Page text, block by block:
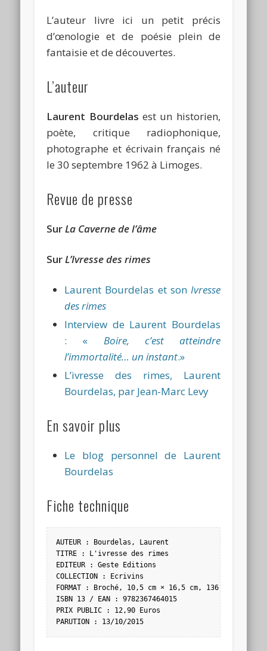
L’auteur livre ici un petit précis
d’œnologie et de poésie plein de
fantaisie et de découvertes.
L’auteur
Laurent Bourdelas est un historien,
poète, critique radiophonique,
photographe et écrivain français né
le 30 septembre 1962 à Limoges.
Revue de presse
SurLa Caverne de l’âme
SurL’Ivresse des rimes
Laurent Bourdelas et son Ivresse
des rimes
Interview de Laurent Bourdelas
: « Boire, c’est atteindre
l’immortalité… un instant.»
L’ivresse des rimes, Laurent
Bourdelas, par Jean-Marc Levy
En savoir plus
Le blog personnel de Laurent
Bourdelas
Fiche technique
AUTEUR : Bourdelas, Laurent
TITRE : L'ivresse des rimes
EDITEUR : Geste Editions
COLLECTION : Ecrivins
FORMAT : Broché, 10,5 cm × 16,5 cm, 136 pages
ISBN 13 / EAN : 9782367464015
PRIX PUBLIC : 12,90 Euros
PARUTION : 13/10/2015